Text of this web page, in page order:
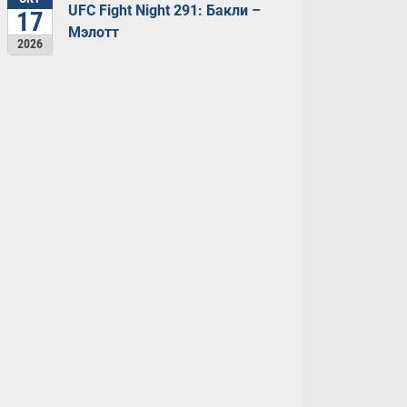
17
2026
UFC Fight Night 291: Бакли –
Мэлотт